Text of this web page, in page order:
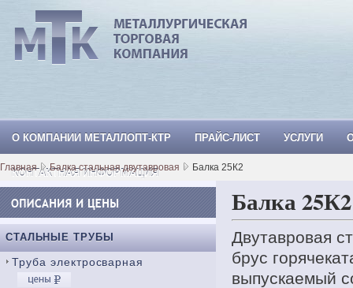
МеталлОпт-ктр: ТРУБА СТАЛЬНАЯ,
О КОМПАНИИ МЕТАЛЛОПТ-КТР ПРАЙС-ЛИСТ УСЛУГИ
КОНТАКТНАЯ ИНФОРМАЦИЯ
Главная Балка стальная двутавровая Балка 25К2
СТАЛЬНЫЕ ТРУБЫ
Труба электросварная
Балка
Двутавровая
брус
выпускаемый